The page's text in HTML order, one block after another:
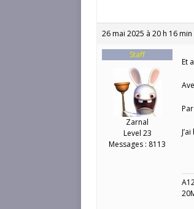
26 mai 2025 à 20 h 16 min
Staff
Zarnal
Level 23
Messages : 8113
Et